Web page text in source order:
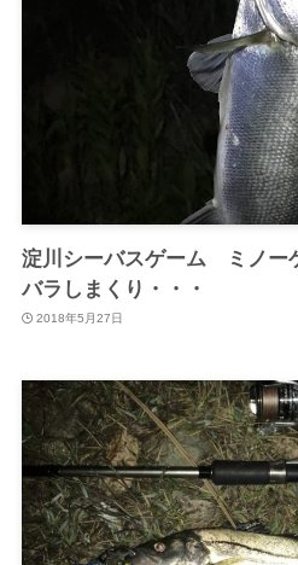
淀川シーバスゲーム ミノー
バラしまくり・・・
2018年5月27日